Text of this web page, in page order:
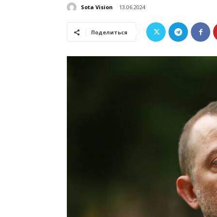
Sota Vision 13.06.2024
Поделиться